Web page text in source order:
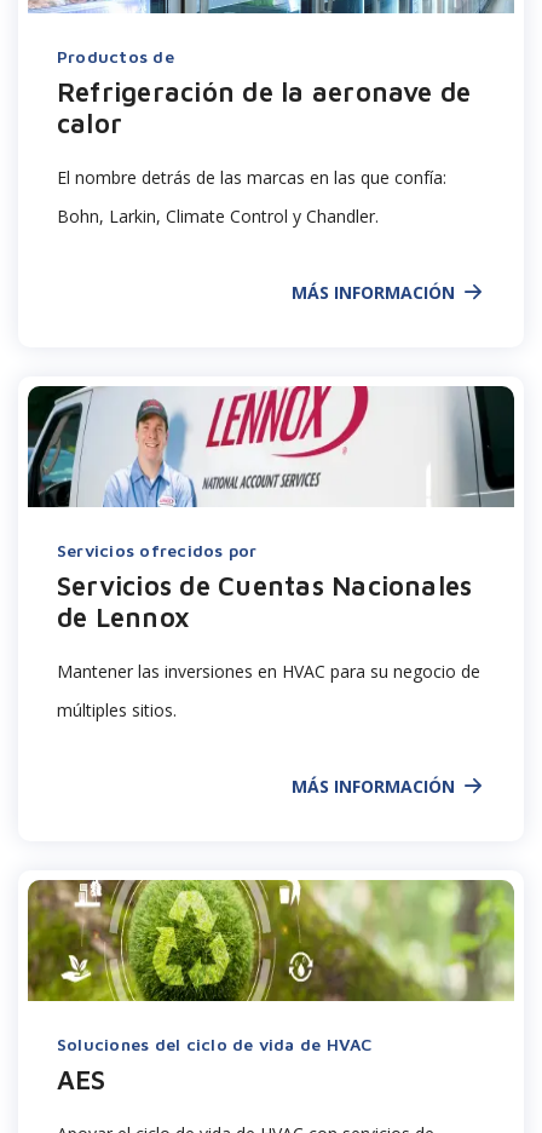
Productos de
Refrigeración de la aeronave de
calor
El nombre detrás de las marcas en las que confía:
Bohn, Larkin, Climate Control y Chandler.
MÁS INFORMACIÓN
Servicios ofrecidos por
Servicios de Cuentas Nacionales
de Lennox
Mantener las inversiones en HVAC para su negocio de
múltiples sitios.
MÁS INFORMACIÓN
Soluciones del ciclo de vida de HVAC
AES